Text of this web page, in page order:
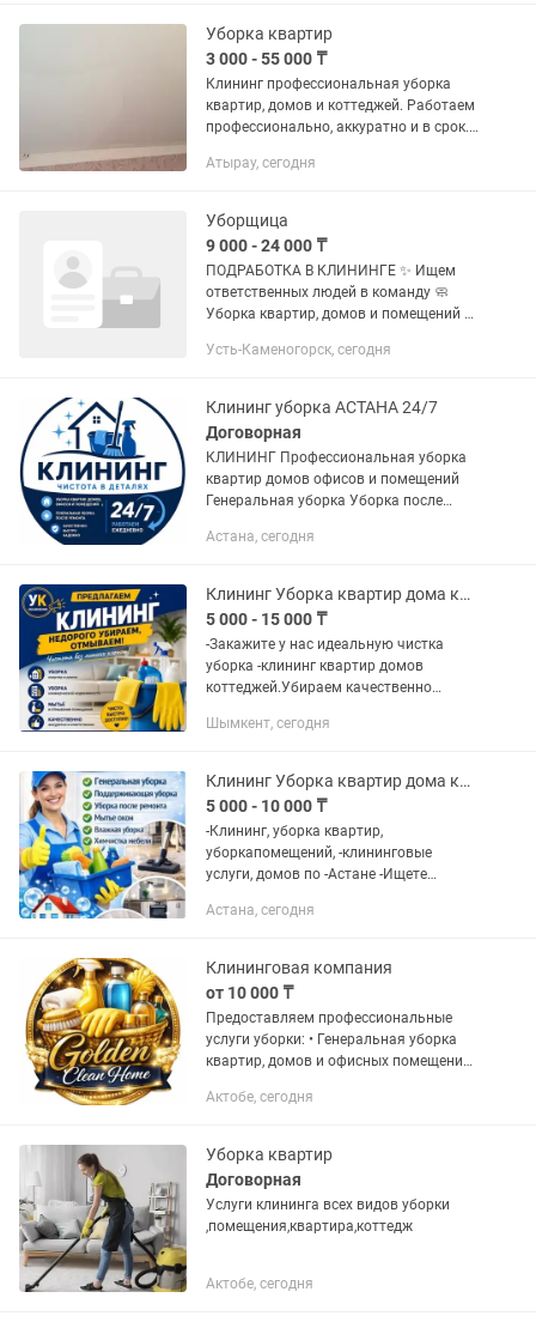
Уборка квартир
3 000 - 55 000 ₸
Клининг профессиональная уборка
квартир, домов и коттеджей. Работаем
профессионально, аккуратно и в срок.
небольших помещений до крупных
Атырау, сегодня
Уборщица
9 000 - 24 000 ₸
ПОДРАБОТКА В КЛИНИНГЕ ✨ Ищем
ответственных людей в команду 🧼
Уборка квартир, домов и помещений 💸
без задержек 📲 Подробности в : +
Усть-Каменогорск, сегодня
Клининг уборка АСТАНА 24/7
Договорная
КЛИНИНГ Профессиональная уборка
квартир домов офисов и помещений
Генеральная уборка Уборка после
Уборка офисов Мытье окон Уборка
Астана, сегодня
Клининг Уборка квартир дома коттеджи поме-щения кафе не дорого
5 000 - 15 000 ₸
-Закажите у нас идеальную чистка
уборка -клининг квартир домов
коттеджей.Убираем качественно
под ключ.Приедим как можно скорее
Шымкент, сегодня
Клининг Уборка квартир дома коттеджи кафе не дорого
5 000 - 10 000 ₸
-Клининг, уборка квартир,
уборкапомещений, -клининговые
услуги, домов по -Астане -Ищете
-Чистота без компромиссов — наша
Астана, сегодня
Клининговая компания
от 10 000 ₸
Предоставляем профессиональные
услуги уборки: • Генеральная уборка
квартир, домов и офисных помещений;
уборка квартир, домов и офисов; •
Актобе, сегодня
Уборка квартир
Договорная
Услуги клининга всех видов уборки
,помещения,квартира,коттедж
Актобе, сегодня